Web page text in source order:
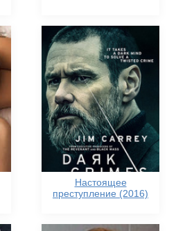
Настоящее
преступление (2016)